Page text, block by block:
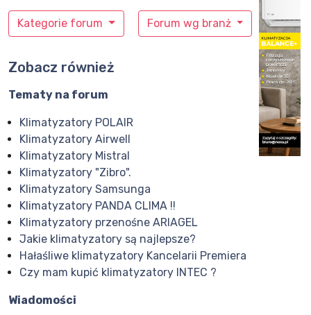
Kategorie forum Forum wg branż
Zobacz również
Tematy na forum
Klimatyzatory POLAIR
Klimatyzatory Airwell
Klimatyzatory Mistral
Klimatyzatory "Zibro".
Klimatyzatory Samsunga
Klimatyzatory PANDA CLIMA !!
Klimatyzatory przenośne ARIAGEL
Jakie klimatyzatory są najlepsze?
Hałaśliwe klimatyzatory Kancelarii Premiera
Czy mam kupić klimatyzatory INTEC ?
Wiadomości